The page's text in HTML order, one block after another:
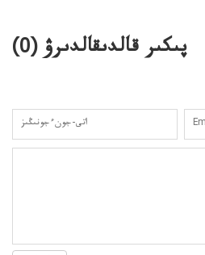
پىكىر قالدىقالدىرۋ (0
)